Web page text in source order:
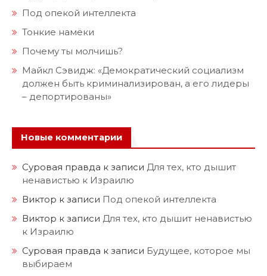
Под опекой интеллекта
Тонкие намёки
Почему ты молчишь?
Майкл Сэвидж: «Демократический социализм
должен быть криминализирован, а его лидеры
– депортированы»
Новые комментарии
Суровая правда к записи Для тех, кто дышит
ненавистью к Израилю
Виктор к записи Под опекой интеллекта
Виктор к записи Для тех, кто дышит ненавистью
к Израилю
Суровая правда к записи Будущее, которое мы
выбираем